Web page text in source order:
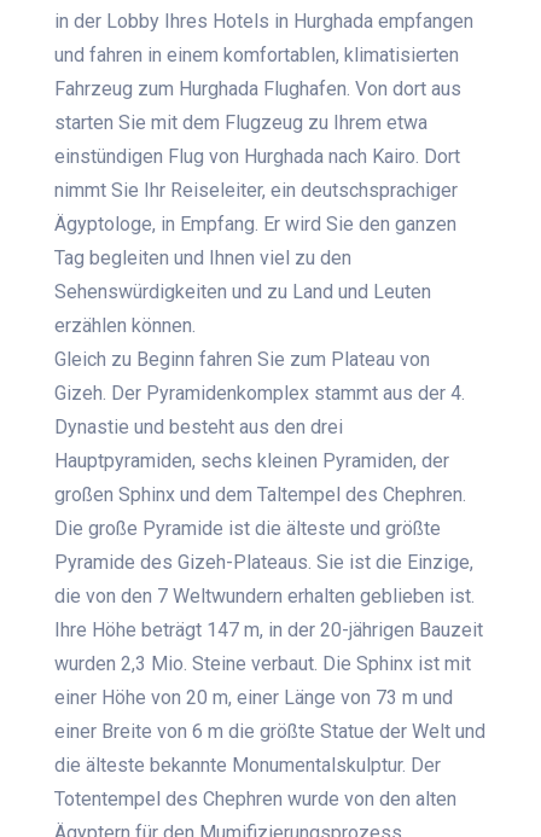
in der Lobby Ihres Hotels in Hurghada empfangen
und fahren in einem komfortablen, klimatisierten
Fahrzeug zum Hurghada Flughafen. Von dort aus
starten Sie mit dem Flugzeug zu Ihrem etwa
einstündigen Flug von Hurghada nach Kairo. Dort
nimmt Sie Ihr Reiseleiter, ein deutschsprachiger
Ägyptologe, in Empfang. Er wird Sie den ganzen
Tag begleiten und Ihnen viel zu den
Sehenswürdigkeiten und zu Land und Leuten
erzählen können.
Gleich zu Beginn fahren Sie zum Plateau von
Gizeh. Der Pyramidenkomplex stammt aus der 4.
Dynastie und besteht aus den drei
Hauptpyramiden, sechs kleinen Pyramiden, der
großen Sphinx und dem Taltempel des Chephren.
Die große Pyramide ist die älteste und größte
Pyramide des Gizeh-Plateaus. Sie ist die Einzige,
die von den 7 Weltwundern erhalten geblieben ist.
Ihre Höhe beträgt 147 m, in der 20-jährigen Bauzeit
wurden 2,3 Mio. Steine verbaut. Die Sphinx ist mit
einer Höhe von 20 m, einer Länge von 73 m und
einer Breite von 6 m die größte Statue der Welt und
die älteste bekannte Monumentalskulptur. Der
Totentempel des Chephren wurde von den alten
Ägyptern für den Mumifizierungsprozess